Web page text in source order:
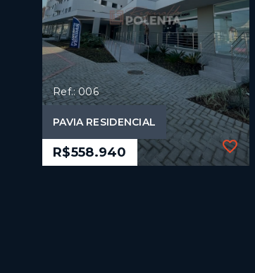
Ref.: 006
PAVIA RESIDENCIAL
R$558.940